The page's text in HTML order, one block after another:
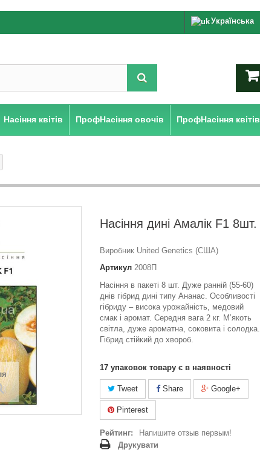
Українська
Насіння квітів ПрофНасіння овочів ПрофНасіння квітів
Насіння дині Амалік F1 8шт.
Виробник United Genetics (США)
Артикул 2008П
Насіння в пакеті 8 шт. Дуже ранній (55-60)
днів гібрид дині типу Ананас. Особливості
гібриду – висока урожайність, медовий
смак і аромат. Середня вага 2 кг. М’якоть
світла, дуже ароматна, соковита і солодка.
Гібрид стійкий до хвороб.
17 упаковок товару є в наявності
Tweet Share Google+
Pinterest
Рейтинг:
Напишите отзыв первым!
Друкувати